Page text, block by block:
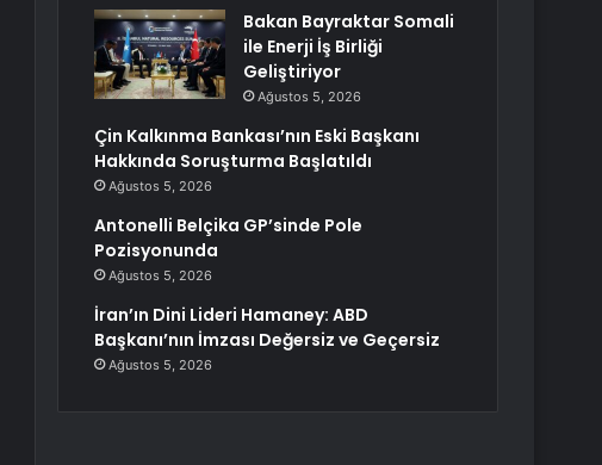
Bakan Bayraktar Somali
ile Enerji İş Birliği
Geliştiriyor
Ağustos 5, 2026
Çin Kalkınma Bankası’nın Eski Başkanı
Hakkında Soruşturma Başlatıldı
Ağustos 5, 2026
Antonelli Belçika GP’sinde Pole
Pozisyonunda
Ağustos 5, 2026
İran’ın Dini Lideri Hamaney: ABD
Başkanı’nın İmzası Değersiz ve Geçersiz
Ağustos 5, 2026